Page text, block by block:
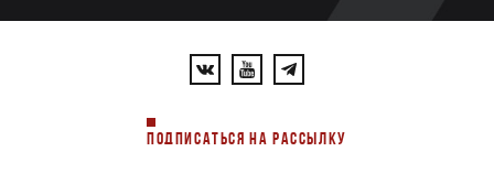
ПОДПИСАТЬСЯ НА РАССЫЛКУ